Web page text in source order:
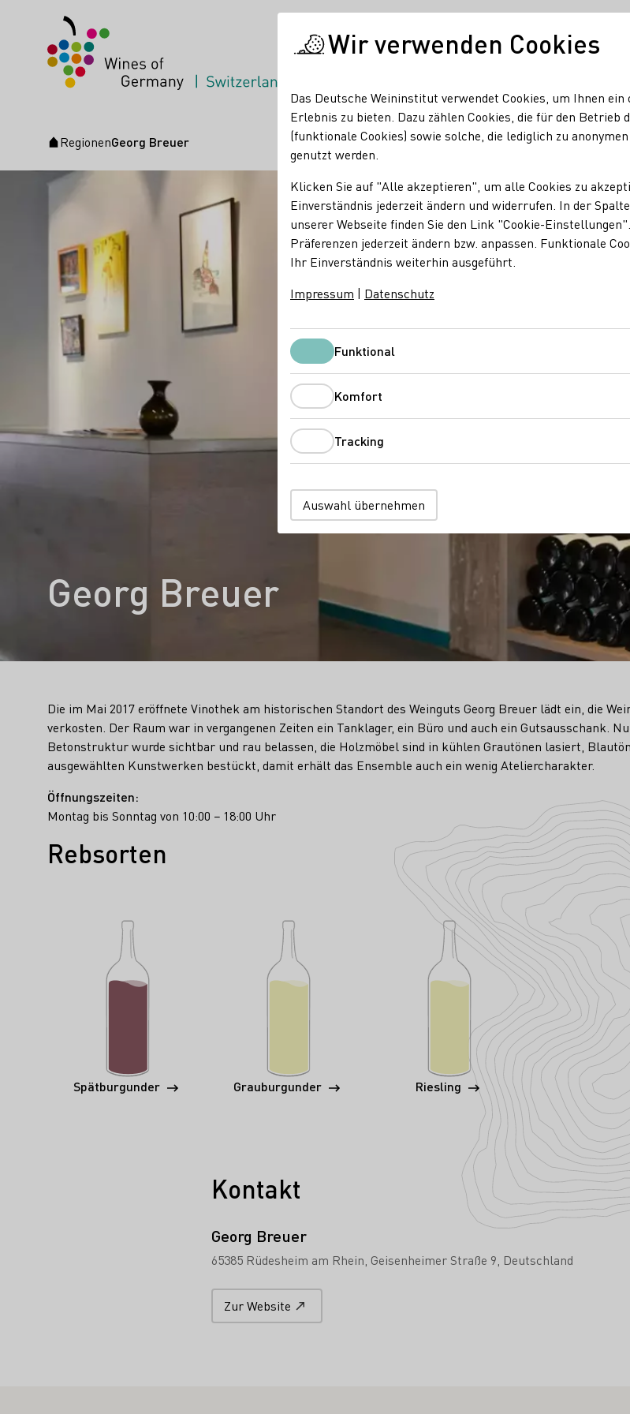
Startseite
RegionenGeorg Breuer
Georg Breuer
Die im Mai 2017 eröffnete Vinothek am historischen Standort des Weinguts Georg Breuer lädt ein, die
verkosten. Der Raum war in vergangenen Zeiten ein Tanklager, ein Büro und auch ein Gutsausschank.
Betonstruktur wurde sichtbar und rau belassen, die Holzmöbel sind in kühlen Grautönen lasiert,
ausgewählten Kunstwerken bestückt, damit erhält das Ensemble auch ein wenig Ateliercharakter.
Öffnungszeiten:
Montag bis Sonntag von 10:00 − 18:00 Uhr
Rebsorten
Spätburgunder Grauburgunder Riesling
Kontakt
Georg Breuer
65385 Rüdesheim am Rhein Geisenheimer Straße 9 Deutschland
Zur Website
Wir verwenden Cookies
Das Deutsche Weininstitut verwendet Cookies, um Ihnen
Erlebnis zu bieten. Dazu zählen Cookies, die für den Betrieb
(funktionale Cookies) sowie solche, die lediglich zu
genutzt werden.
Klicken Sie auf "Alle akzeptieren", um alle Cookies zu
Einverständnis jederzeit ändern und widerrufen. In der
unserer Webseite finden Sie den Link "Cookie-
Präferenzen jederzeit ändern bzw. anpassen. Funktionale
Ihr Einverständnis weiterhin ausgeführt.
Impressum | Datenschutz
FunktionalFunktional
Komfort
Tracking
Auswahl übernehmen